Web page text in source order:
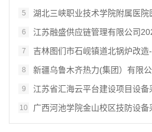
5 湖北三峡职业技术学院附属医院
6 江苏融盛供应链管理有限公司
7 吉林图们市石岘镇道北锅炉改造
8 新疆乌鲁木齐热力(集团）有限
9 江苏省汇海云平台建设项目设备
10 广西河池学院金山校区技防设备